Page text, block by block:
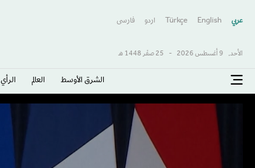
عربي English
Türkçe اردو فارسى
الأحد, 9 أغسطس 2026 - 25 صفَر 1448 هـ
الشرق الأوسط​ العالم الرأي